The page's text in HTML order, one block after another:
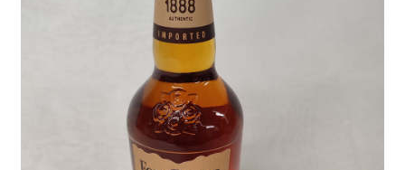
Geschäftsbedingungen